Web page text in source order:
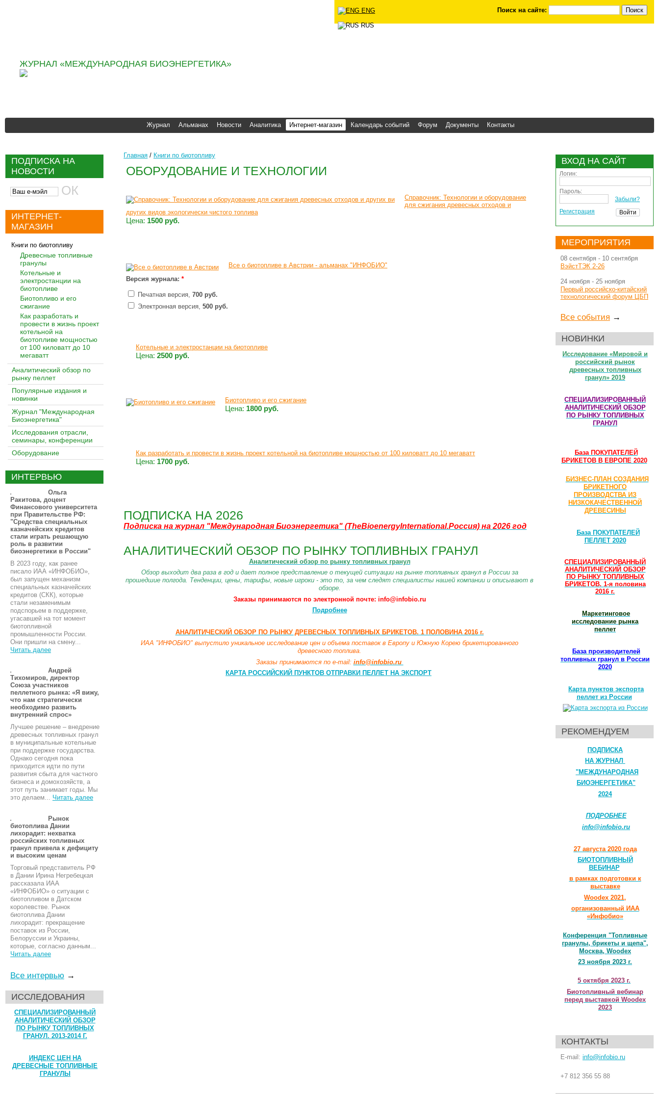
ENG
RUS
Поиск на сайте:
ЖУРНАЛ «МЕЖДУНАРОДНАЯ БИОЭНЕРГЕТИКА»
Журнал Альманах Новости Аналитика Интернет-магазин Календарь событий Форум Документы Контакты
ПОДПИСКА НА
НОВОСТИ
ИНТЕРНЕТ-
МАГАЗИН
Книги по биотопливу
Древесные топливные
гранулы
Котельные и
электростанции на
биотопливе
Биотопливо и его
сжигание
Как разработать и
провести в жизнь проект
котельной на
биотопливе мощностью
от 100 киловатт до 10
мегаватт
Аналитический обзор по
рынку пеллет
Популярные издания и
новинки
Журнал "Международная
Биоэнергетика"
Исследования отрасли,
семинары, конференции
Оборудование
ИНТЕРВЬЮ
Ольга
Ракитова, доцент
Финансового университета
при Правительстве РФ:
"Средства специальных
казначейских кредитов
стали играть решающую
роль в развитии
биоэнергетики в России"
В 2023 году, как ранее
писало ИАА «ИНФОБИО»,
был запущен механизм
специальных казначейских
кредитов (СКК), которые
стали незаменимым
подспорьем в поддержке,
угасавшей на тот момент
биотопливной
промышленности России.
Они пришли на смену...
Читать далее
Андрей
Тихомиров, директор
Союза участников
пеллетного рынка: «Я вижу,
что нам стратегически
необходимо развить
внутренний спрос»
Лучшее решение – внедрение
древесных топливных гранул
в муниципальные котельные
при поддержке государства.
Однако сегодня пока
приходится идти по пути
развития сбыта для частного
бизнеса и домохозяйств, а
этот путь занимает годы. Мы
это делаем... Читать далее
Рынок
биотоплива Дании
лихорадит: нехватка
российских топливных
гранул привела к дефициту
и высоким ценам
Торговый представитель РФ
в Дании Ирина Негребецкая
рассказала ИАА
«ИНФОБИО» о ситуации с
биотопливом в Датском
королевстве. Рынок
биотоплива Дании
лихорадит: прекращение
поставок из России,
Белоруссии и Украины,
которые, согласно данным...
Читать далее
Все интервью →
ИССЛЕДОВАНИЯ
СПЕЦИАЛИЗИРОВАННЫЙ
АНАЛИТИЧЕСКИЙ ОБЗОР
ПО РЫНКУ ТОПЛИВНЫХ
ГРАНУЛ. 2013-2014 Г.
ИНДЕКС ЦЕН НА
ДРЕВЕСНЫЕ ТОПЛИВНЫЕ
ГРАНУЛЫ
Главная / Книги по биотопливу
ОБОРУДОВАНИЕ И ТЕХНОЛОГИИ
Справочник: Технологии и оборудование
для сжигания древесных отходов и
других видов экологически чистого топлива
Цена: 1500 руб.
Все о биотопливе в Австрии - альманах "ИНФОБИО"
Версия журнала: *
Печатная версия, 700 руб.
Электронная версия, 500 руб.
Котельные и электростанции на биотопливе
Цена: 2500 руб.
Биотопливо и его сжигание
Цена: 1800 руб.
Как разработать и провести в жизнь проект котельной на биотопливе мощностью от 100 киловатт до 10 мегаватт
Цена: 1700 руб.
ПОДПИСКА НА 2026
Подписка на журнал "Международная Биоэнергетика" (TheBioenergyInternational.Россия) на 2026 год
АНАЛИТИЧЕСКИЙ ОБЗОР ПО РЫНКУ ТОПЛИВНЫХ ГРАНУЛ
Аналитический обзор по рынку топливных гранул
Обзор выходит два раза в год и дает полное представление о текущей ситуации на рынке топливных гранул в России за
прошедшие полгода. Тенденции, цены, тарифы, новые игроки - это то, за чем следят специалисты нашей компании и описывают в
обзоре.
Заказы принимаются по электронной почте: info@infobio.ru
Подробнее
АНАЛИТИЧЕСКИЙ ОБЗОР ПО РЫНКУ ДРЕВЕСНЫХ ТОПЛИВНЫХ БРИКЕТОВ. 1 ПОЛОВИНА 2016 г.
ИАА "ИНФОБИО" выпустило уникальное исследование цен и объема поставок в Европу и Южную Корею брикетированного
древесного топлива.
Заказы принимаются по e-mail: info@infobio.ru
КАРТА РОССИЙСКИЙ ПУНКТОВ ОТПРАВКИ ПЕЛЛЕТ НА ЭКСПОРТ
ВХОД НА САЙТ
Логин:
Пароль:
Забыли?
Регистрация
МЕРОПРИЯТИЯ
08 сентября - 10 сентября
ВэйстТЭК 2-26
24 ноября - 25 ноября
Первый российско-китайский
технологический форум ЦБП
Все события →
НОВИНКИ
Исследование «Мировой и
российский рынок
древесных топливных
гранул» 2019
СПЕЦИАЛИЗИРОВАННЫЙ
АНАЛИТИЧЕСКИЙ ОБЗОР
ПО РЫНКУ ТОПЛИВНЫХ
ГРАНУЛ
База ПОКУПАТЕЛЕЙ
БРИКЕТОВ В ЕВРОПЕ 2020
БИЗНЕС-ПЛАН СОЗДАНИЯ
БРИКЕТНОГО
ПРОИЗВОДСТВА ИЗ
НИЗКОКАЧЕСТВЕННОЙ
ДРЕВЕСИНЫ
База ПОКУПАТЕЛЕЙ
ПЕЛЛЕТ 2020
СПЕЦИАЛИЗИРОВАННЫЙ
АНАЛИТИЧЕСКИЙ ОБЗОР
ПО РЫНКУ ТОПЛИВНЫХ
БРИКЕТОВ. 1-я половина
2016 г.
Маркетинговое
исследование рынка
пеллет
База производителей
топливных гранул в России
2020
Карта пунктов экспорта
пеллет из России
РЕКОМЕНДУЕМ
ПОДПИСКА
НА ЖУРНАЛ
"МЕЖДУНАРОДНАЯ
БИОЭНЕРГЕТИКА"
2024
ПОДРОБНЕЕ
info@infobio.ru
27 августа 2020 года
БИОТОПЛИВНЫЙ
ВЕБИНАР
в рамках подготовки к
выставке
Woodex 2021,
организованный ИАА
«Инфобио»
Конференция "Топливные
гранулы, брикеты и щепа",
Москва, Woodex
23 ноября 2023 г.
5 октября 2023 г.
Биотопливный вебинар
перед выставкой Woodex
2023
КОНТАКТЫ
E-mail: info@infobio.ru
+7 812 356 55 88